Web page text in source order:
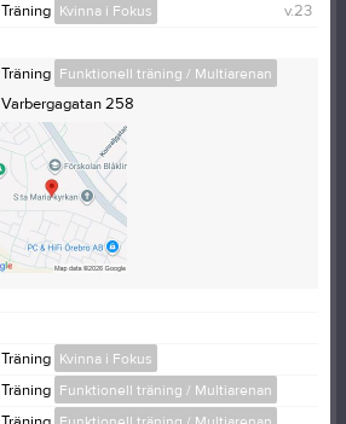
v.23
Träning Kvinna i Fokus
Träning Funktionell träning / Multiarenan
Varbergagatan 258
Träning Kvinna i Fokus
Träning Funktionell träning / Multiarenan